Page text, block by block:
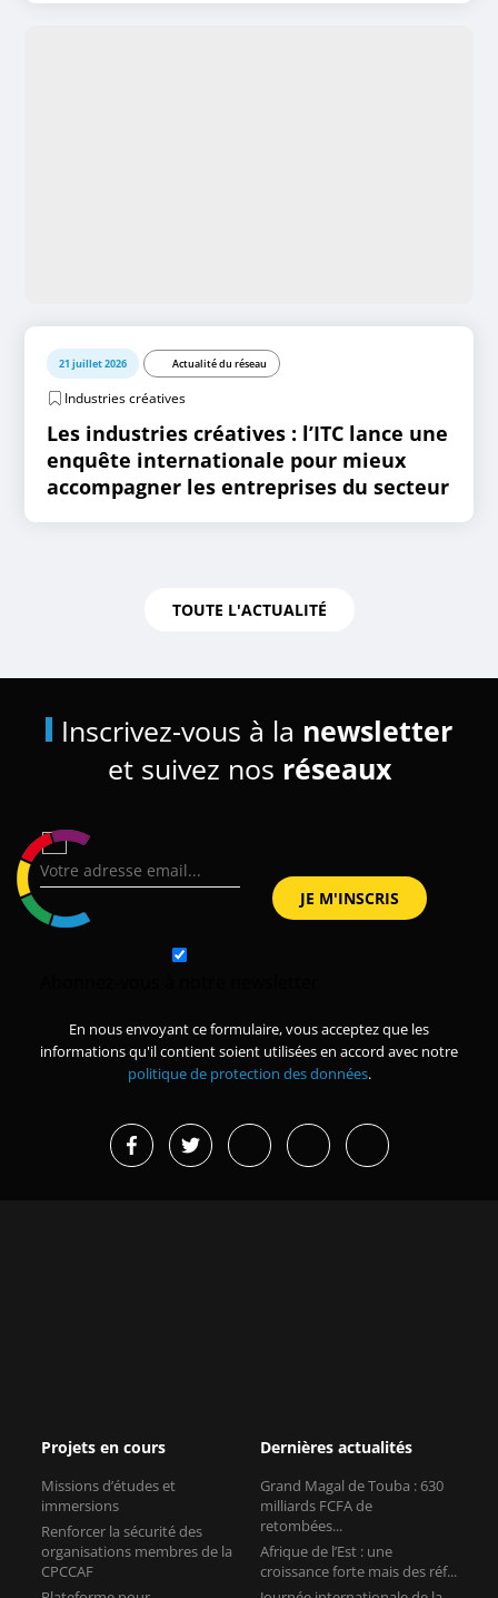
21 juillet 2026 Actualité du réseau
Industries créatives
Les industries créatives : l’ITC lance une
enquête internationale pour mieux
accompagner les entreprises du secteur
TOUTE L'ACTUALITÉ
Inscrivez-vous à la newsletter
et suivez nos réseaux
En nous envoyant ce formulaire, vous acceptez que les
informations qu'il contient soient utilisées en accord avec notre
politique de protection des données.
Projets en cours
Missions d’études et
immersions
Renforcer la sécurité des
organisations membres de la
CPCCAF
Dernières actualités
Grand Magal de Touba : 630
milliards FCFA de
retombées...
Afrique de l’Est : une
croissance forte mais des réf...